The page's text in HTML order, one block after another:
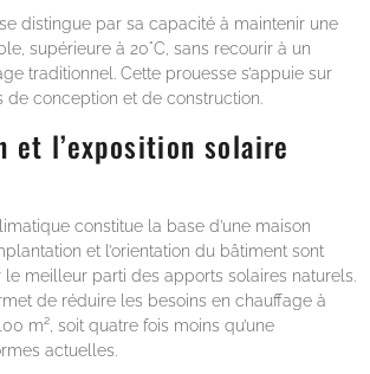
distingue par sa capacité à maintenir une
supérieure à 20°C, sans recourir à un
traditionnel. Cette prouesse s’appuie sur
de conception et de construction.
et l’exposition solaire
constitue la base d’une maison
et l’orientation du bâtiment sont
meilleur parti des apports solaires naturels.
de réduire les besoins en chauffage à
m², soit quatre fois moins qu’une
actuelles.